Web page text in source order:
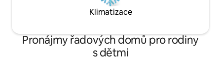
Klimatizace
Pronájmy řadových domů pro rodiny
s dětmi